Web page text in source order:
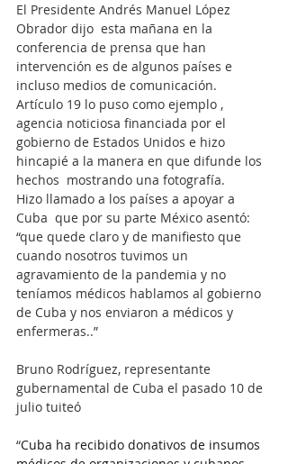
El Presidente Andrés Manuel López
Obrador dijo  esta mañana en la
conferencia de prensa que han
intervención es de algunos países e
incluso medios de comunicación.
Artículo 19 lo puso como ejemplo ,
agencia noticiosa financiada por el
gobierno de Estados Unidos e hizo
hincapié a la manera en que difunde los
hechos  mostrando una fotografía.
Hizo llamado a los países a apoyar a
Cuba  que por su parte México asentó:
“que quede claro y de manifiesto que
cuando nosotros tuvimos un
agravamiento de la pandemia y no
teníamos médicos hablamos al gobierno
de Cuba y nos enviaron a médicos y
enfermeras..”
Bruno Rodríguez, representante
gubernamental de Cuba el pasado 10 de
julio tuiteó
“Cuba ha recibido donativos de insumos